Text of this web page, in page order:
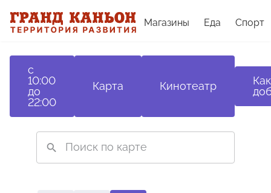
Магазины Еда Спорт
с
10:00
до
22:00
Карта Кинотеатр
Как